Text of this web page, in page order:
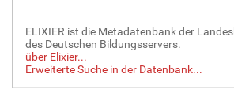
ELIXIER ist die Metadatenbank der
des Deutschen Bildungsservers.
über Elixier...
Erweiterte Suche in der Datenbank...